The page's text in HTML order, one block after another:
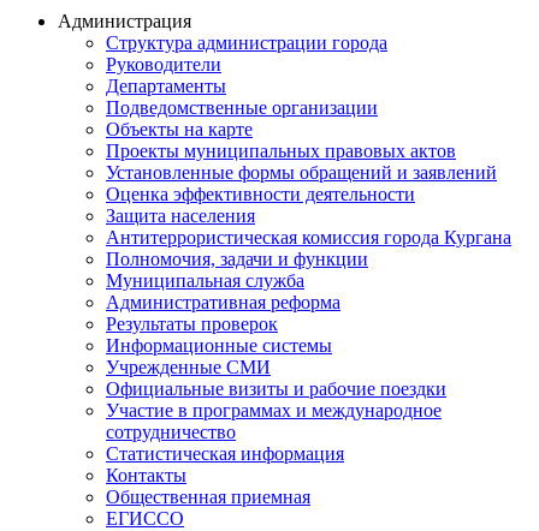
Администрация
Структура администрации города
Руководители
Департаменты
Подведомственные организации
Объекты на карте
Проекты муниципальных правовых актов
Установленные формы обращений и заявлений
Оценка эффективности деятельности
Защита населения
Антитеррористическая комиссия города Кургана
Полномочия, задачи и функции
Муниципальная служба
Административная реформа
Результаты проверок
Информационные системы
Учрежденные СМИ
Официальные визиты и рабочие поездки
Участие в программах и международное
сотрудничество
Статистическая информация
Контакты
Общественная приемная
ЕГИССО